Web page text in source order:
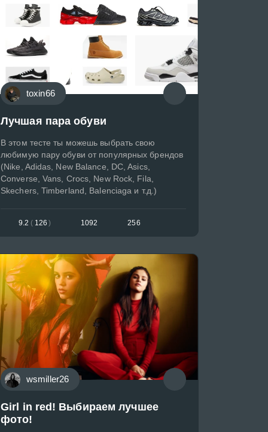
toxin66
Лучшая пара обуви
В этом тесте ты можешь выбрать свою
любимую пару обуви от популярных брендов
(Nike, Adidas, New Balance, DC, Asics,
Converse, Vans, Crocs, New Rock, Fila,
Skechers, Timberland, Balenciaga и т.д.)
9.2 ( 126 ) 1092 256
wsmiller26
Girl in red! Выбираем лучшее
фото!